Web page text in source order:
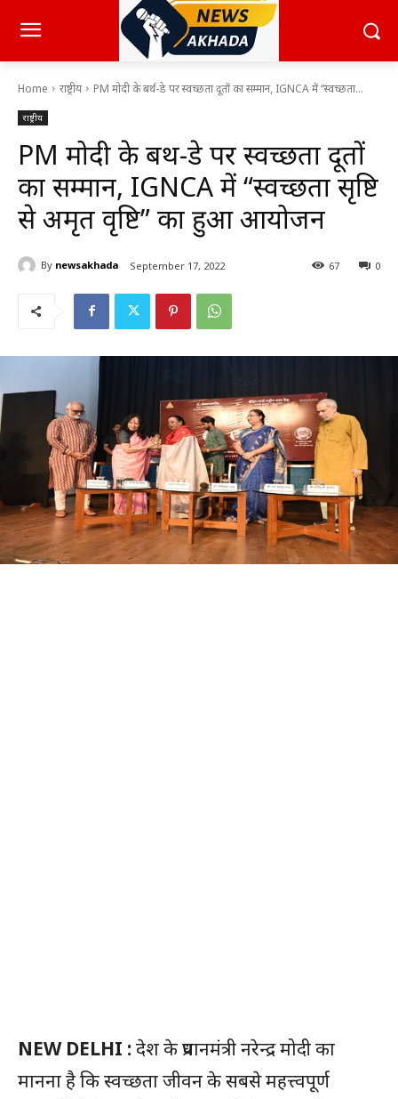
Home राष्ट्रीय PM मोदी के बर्थ-डे पर स्वच्छता दूतों का सम्मान, IGNCA में “स्वच्छता...
राष्ट्रीय
PM मोदी के बर्थ-डे पर स्वच्छता दूतों
का सम्मान, IGNCA में “स्वच्छता सृष्टि
से अमृत वृष्टि” का हुआ आयोजन
By newsakhada September 17, 2022 0
67
NEW DELHI :देश के प्रधानमंत्री नरेन्द्र मोदी का
मानना है कि स्वच्छता जीवन के सबसे महत्त्वपूर्ण